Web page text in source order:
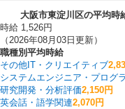
大阪市東淀川区の平均時
時給 1,526円
（2026年08月03日更新）
職種別平均時給
その他IT・クリエイティブ
システムエンジニア・プログ
研究開発・分析評価2,150円
英会話・語学関連2,070円